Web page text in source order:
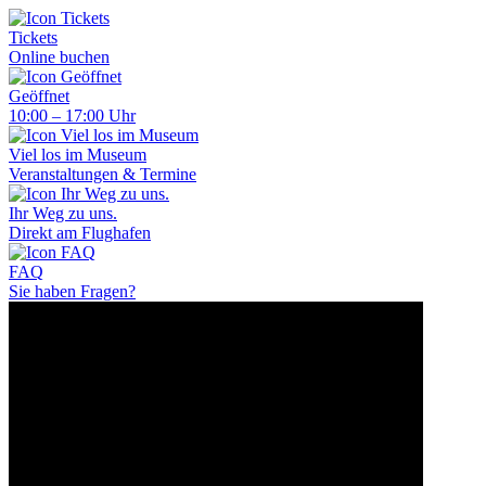
Tickets
Online buchen
Geöffnet
10:00 – 17:00 Uhr
Viel los im Museum
Veranstaltungen & Termine
Ihr Weg zu uns.
Direkt am Flughafen
FAQ
Sie haben Fragen?